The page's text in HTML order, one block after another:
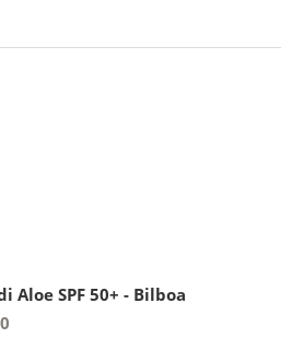
Aloe SPF 50+ - Bilboa